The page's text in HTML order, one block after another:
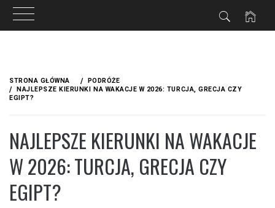
treściSTRONA GŁÓWNA
PODRÓŻE
NAJLEPSZE KIERUNKI NA WAKACJE W 2026: TURCJA, GRECJA CZY
EGIPT?
NAJLEPSZE KIERUNKI NA WAKACJE
W 2026: TURCJA, GRECJA CZY
EGIPT?